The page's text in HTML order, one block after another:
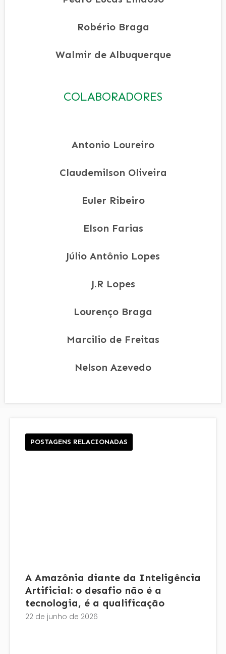
Robério Braga
Walmir de Albuquerque
COLABORADORES
Antonio Loureiro
Claudemilson Oliveira
Euler Ribeiro
Elson Farias
Júlio Antônio Lopes
J.R Lopes
Lourenço Braga
Marcilio de Freitas
Nelson Azevedo
POSTAGENS RELACIONADAS
A Amazônia diante da Inteligência
Artificial: o desafio não é a
tecnologia, é a qualificação
22 de junho de 2026